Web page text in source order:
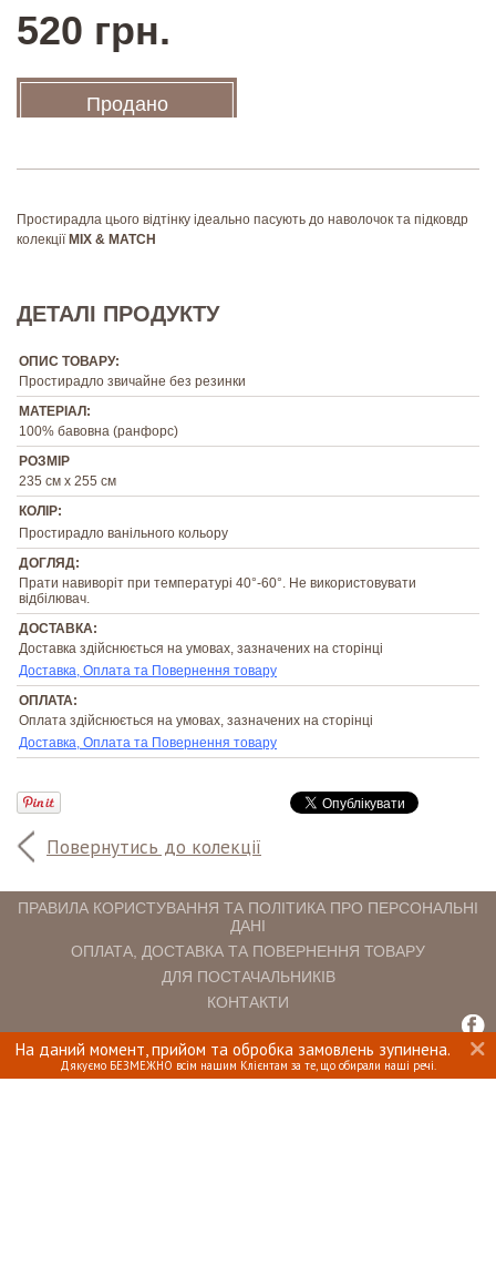
На даний момент, прийом та обробка замовлень зупинена.
Дякуємо БЕЗМЕЖНО всім нашим Клієнтам за те, що обирали наші речі.
520 грн.
Продано
Повернутись до колекції
Простирадла цього відтінку ідеально пасують до наволочок та підковдр
колекції MIX & MATCH
ДЕТАЛІ ПРОДУКТУ
ОПИС ТОВАРУ:
Простирадло звичайне без резинки
МАТЕРІАЛ:
100% бавовна (ранфорс)
РОЗМІР
235 см х 255 см
КОЛІР:
Простирадло ванільного кольору
ДОГЛЯД:
Прати навиворіт при температурі 40°-60°. Не використовувати
відбілювач.
ДОСТАВКА:
Доставка здійснюється на умовах, зазначених на сторінці
Доставка, Оплата та Повернення товару
ОПЛАТА:
Оплата здійснюється на умовах, зазначених на сторінці
Доставка, Оплата та Повернення товару
ПРАВИЛА КОРИСТУВАННЯ ТА ПОЛІТИКА ПРО ПЕРСОНАЛЬНІ
ДАНІ
ОПЛАТА, ДОСТАВКА ТА ПОВЕРНЕННЯ ТОВАРУ
ДЛЯ ПОСТАЧАЛЬНИКІВ
КОНТАКТИ
INTERIOMANIA © 2018. ВСІ ПРАВА ЗАХИЩЕНІ.